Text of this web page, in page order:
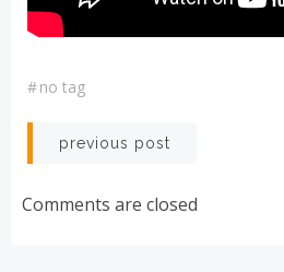
#no tag
投
稿
previous post
Comments are closed